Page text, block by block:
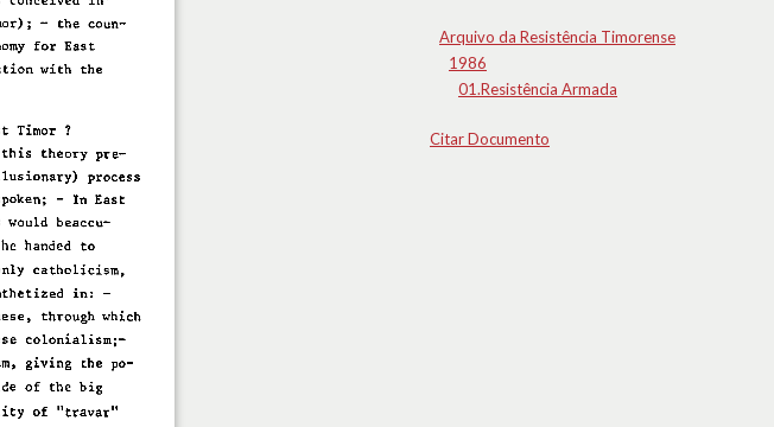
Arquivo da Resistência Timorense
1986
01.Resistência Armada
Citar Documento